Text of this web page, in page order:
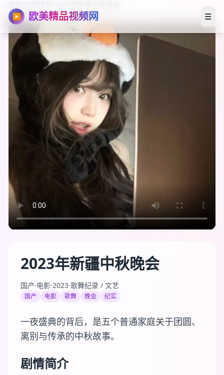
▶ 欧美精品视频网 ☰
2023年新疆中秋晚会
国产·电影·2023·歌舞纪录 / 文艺
国产 电影 歌舞 晚会 纪实
一夜盛典的背后，是五个普通家庭关于团圆、
离别与传承的中秋故事。
剧情简介